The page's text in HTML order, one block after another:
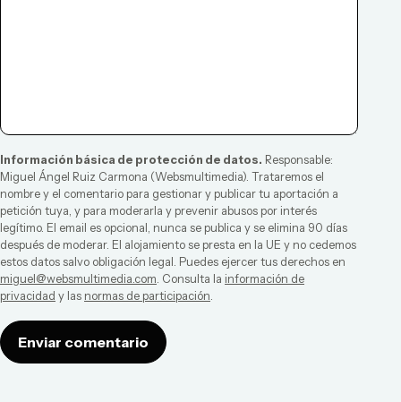
Información básica de protección de datos. Responsable:
Miguel Ángel Ruiz Carmona (Websmultimedia). Trataremos el
nombre y el comentario para gestionar y publicar tu aportación a
petición tuya, y para moderarla y prevenir abusos por interés
legítimo. El email es opcional, nunca se publica y se elimina 90 días
después de moderar. El alojamiento se presta en la UE y no cedemos
estos datos salvo obligación legal. Puedes ejercer tus derechos en
miguel@websmultimedia.com. Consulta la información de
privacidad y las normas de participación.
Enviar comentario